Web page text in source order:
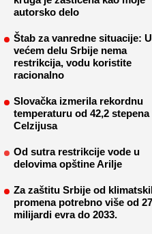
autorsko delo
Štab za vanredne situacije: U
većem delu Srbije nema
restrikcija, vodu koristite
racionalno
Slovačka izmerila rekordnu
temperaturu od 42,2 stepena
Celzijusa
Od sutra restrikcije vode u
delovima opštine Arilje
Za zaštitu Srbije od
promena potrebno više od 27
milijardi evra do 2033.